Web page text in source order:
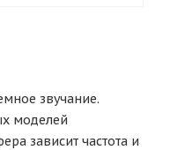
звучание.
моделей
зависит частота и